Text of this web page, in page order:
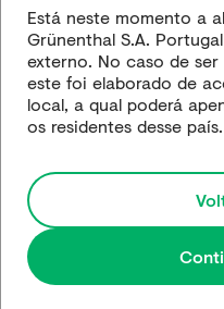
Está neste momento a
Grünenthal S.A.
externo. No caso de
este foi elaborado de
local, a qual poderá
os residentes desse país.